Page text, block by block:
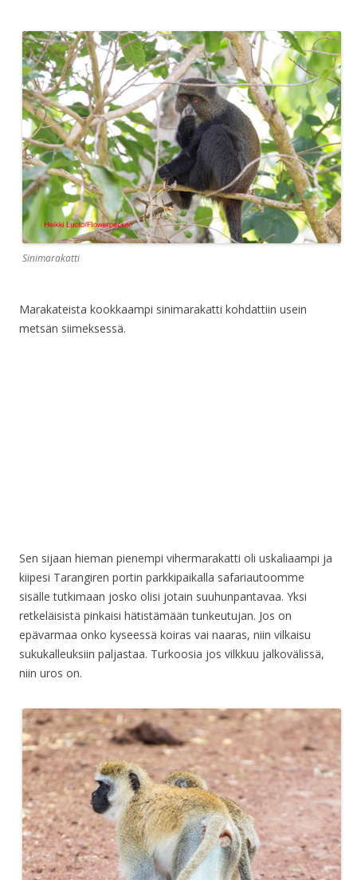
Sinimarakatti
Marakateista kookkaampi sinimarakatti kohdattiin usein
metsän siimeksessä.
Sen sijaan hieman pienempi vihermarakatti oli uskaliaampi ja
kiipesi Tarangiren portin parkkipaikalla safariautoomme
sisälle tutkimaan josko olisi jotain suuhunpantavaa. Yksi
retkeläisistä pinkaisi hätistämään tunkeutujan. Jos on
epävarmaa onko kyseessä koiras vai naaras, niin vilkaisu
sukukalleuksiin paljastaa. Turkoosia jos vilkkuu jalkovälissä,
niin uros on.